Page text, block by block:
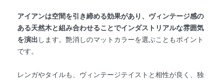
アイアンは空間を引き締める効果があり、ヴィンテージ感の
ある天然木と組み合わせることでインダストリアルな雰囲気
を演出 します。艶消しのマットカラーを選ぶこともポイント
です。
レンガやタイルも、ヴィンテージテイストと相性が良く、独